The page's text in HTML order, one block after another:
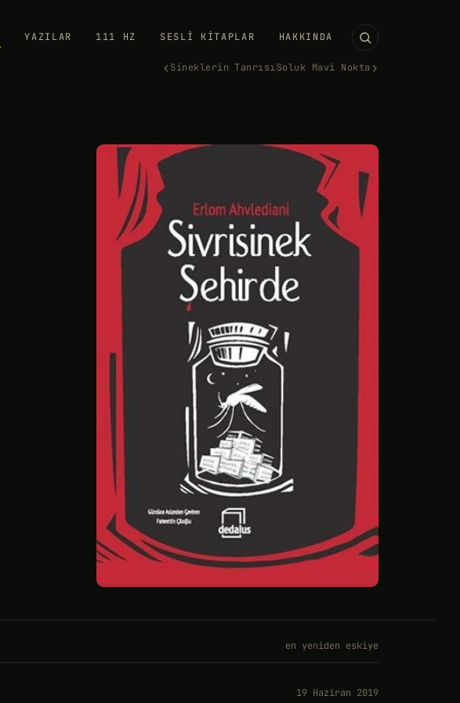
YAZILAR 111 HZ SESLI KITAPLAR HAKKINDA
‹Sineklerin TanrısıSoluk Mavi Nokta ›
en yeniden eskiye
19 Haziran 2019